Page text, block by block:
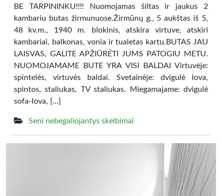
BE TARPININKU!!!! Nuomojamas šiltas ir jaukus 2
kambariu butas žirmunuose.Žirmūnų g., 5 aukštas iš 5,
48 kv.m., 1940 m. blokinis, atskira virtuve, atskiri
kambariai, balkonas, vonia ir tualetas kartu.BUTAS JAU
LAISVAS, GALITE APŽIŪRĖTI JUMS PATOGIU METU.
NUOMOJAMAME BUTE YRA VISI BALDAI Virtuvėje:
spintelės, virtuvės baldai. Svetainėje: dvigulė lova,
spintos, staliukas, TV staliukas. Miegamajame: dvigulė
sofa-lova, […]
Seni nebegaliojantys skelbimai